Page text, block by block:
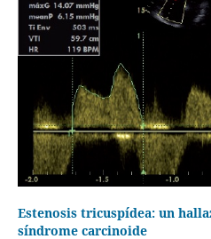
Estenosis tricuspídea: un
síndrome carcinoide